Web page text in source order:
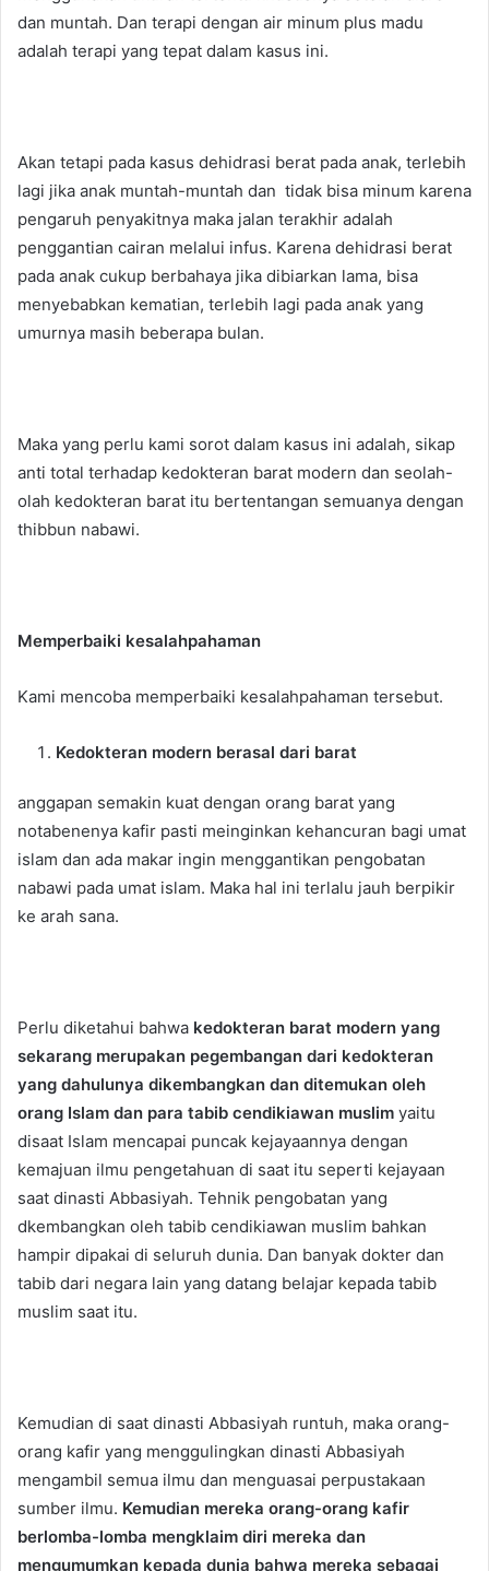
dan muntah. Dan terapi dengan air minum plus madu
adalah terapi yang tepat dalam kasus ini.
Akan tetapi pada kasus dehidrasi berat pada anak, terlebih
lagi jika anak muntah-muntah dan tidak bisa minum karena
pengaruh penyakitnya maka jalan terakhir adalah
penggantian cairan melalui infus. Karena dehidrasi berat
pada anak cukup berbahaya jika dibiarkan lama, bisa
menyebabkan kematian, terlebih lagi pada anak yang
umurnya masih beberapa bulan.
Maka yang perlu kami sorot dalam kasus ini adalah, sikap
anti total terhadap kedokteran barat modern dan seolah-
olah kedokteran barat itu bertentangan semuanya dengan
thibbun nabawi.
Memperbaiki kesalahpahaman
Kami mencoba memperbaiki kesalahpahaman tersebut.
Kedokteran modern berasal dari barat
anggapan semakin kuat dengan orang barat yang
notabenenya kafir pasti meinginkan kehancuran bagi umat
islam dan ada makar ingin menggantikan pengobatan
nabawi pada umat islam. Maka hal ini terlalu jauh berpikir
ke arah sana.
Perlu diketahui bahwa kedokteran barat modern yang
sekarang merupakan pegembangan dari kedokteran
yang dahulunya dikembangkan dan ditemukan oleh
orang Islam dan para tabib cendikiawan muslim yaitu
disaat Islam mencapai puncak kejayaannya dengan
kemajuan ilmu pengetahuan di saat itu seperti kejayaan
saat dinasti Abbasiyah. Tehnik pengobatan yang
dkembangkan oleh tabib cendikiawan muslim bahkan
hampir dipakai di seluruh dunia. Dan banyak dokter dan
tabib dari negara lain yang datang belajar kepada tabib
muslim saat itu.
Kemudian di saat dinasti Abbasiyah runtuh, maka orang-
orang kafir yang menggulingkan dinasti Abbasiyah
mengambil semua ilmu dan menguasai perpustakaan
sumber ilmu. Kemudian mereka orang-orang kafir
berlomba-lomba mengklaim diri mereka dan
mengumumkan kepada dunia bahwa mereka sebagai